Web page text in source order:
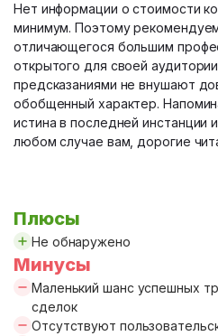
Нет информации о стоимости
минимум. Поэтому рекомендуем
отличающегося большим
открытого для своей
предсказаниями не внушают
обобщенный характер.
истина в последней инстанции
любом случае вам, дорогие
Плюсы
Не обнаружено
Минусы
Маленький шанс успешных
сделок
Отсутствуют